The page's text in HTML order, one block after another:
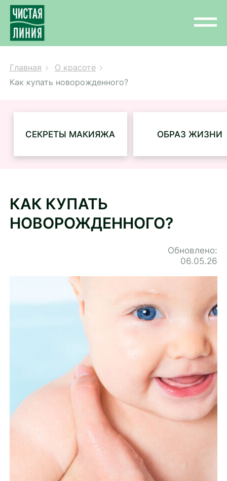
Главная
О красоте
Как купать новорожденного?
СЕКРЕТЫ МАКИЯЖА ОБРАЗ ЖИЗНИ
КАК КУПАТЬ
НОВОРОЖДЕННОГО?
Обновлено:
06.05.26